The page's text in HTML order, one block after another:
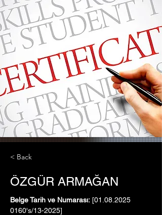
< Back
ÖZGÜR ARMAĞAN
Belge Tarih ve Numarası: [01.08.2025
0160's/13-2025]